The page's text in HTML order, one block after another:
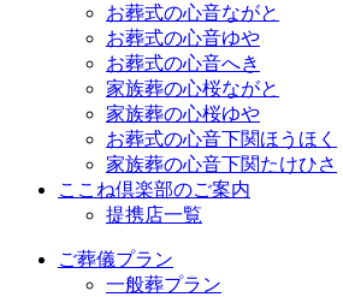
お葬式の心音ながと
お葬式の心音ゆや
お葬式の心音へき
家族葬の心桜ながと
家族葬の心桜ゆや
お葬式の心音下関ほうほく
家族葬の心音下関たけひさ
ここね倶楽部のご案内
提携店一覧
ご葬儀プラン
一般葬プラン